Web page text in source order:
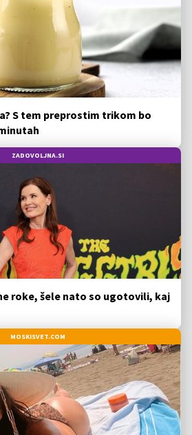
S tem preprostim trikom bo
ZADOVOLJNA.SI
roke, šele nato so ugotovili, kaj
MOSKISVET.COM